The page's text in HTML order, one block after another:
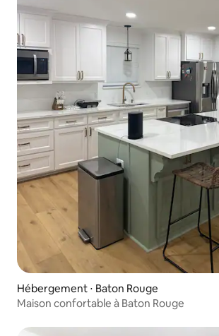
Hébergement ⋅ Baton Rouge
Maison confortable à Baton Rouge